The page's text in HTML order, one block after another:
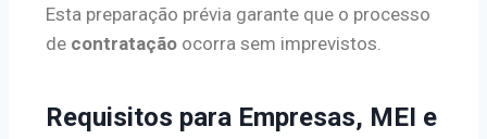
Esta preparação prévia garante que o processo
de contratação ocorra sem imprevistos.
Requisitos para Empresas, MEI e